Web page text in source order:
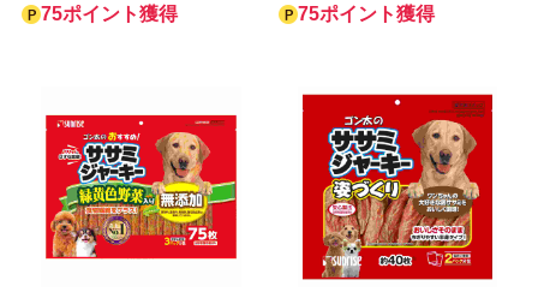
75ポイント獲得 75ポイント獲得